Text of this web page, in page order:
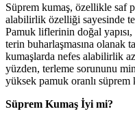
Süprem kumaş, özellikle saf
alabilirlik özelliği sayesinde
Pamuk liflerinin doğal
terin buharlaşmasına olanak
kumaşlarda nefes alabilirlik
yüzden, terleme sorununu
yüksek pamuk oranlı
Süprem Kumaş İyi mi?